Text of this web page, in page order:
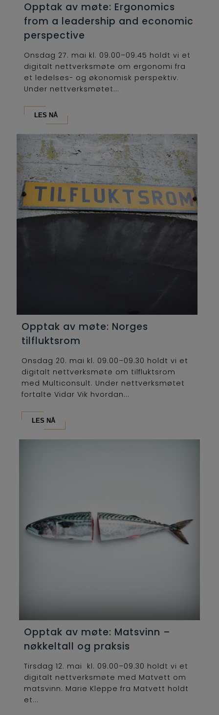
Opptak av møte: Ergonomics
from a leadership and economic
perspective
Onsdag 27. mai kl. 09.00–09.45 holdt vi et
digitalt nettverksmøte om ergonomi fra
et ledelses- og økonomisk perspektiv.
Under nettverksmøtet...
LES NÅ
Opptak av møte: Norges
tilfluktsrom
Onsdag 20. mai kl. 09.00–09.30 holdt vi et
digitalt nettverksmøte om tilfluktsrom
med Multiconsult. Under nettverksmøtet
fortalte Vidar Vik hvordan...
LES NÅ
Opptak av møte: Matsvinn –
nøkkeltall og praksis
Tirsdag 12. mai kl. 09.00–09.30 holdt vi et
digitalt nettverksmøte med Matvett om
matsvinn. Marie Kleppe fra Matvett holdt
et...